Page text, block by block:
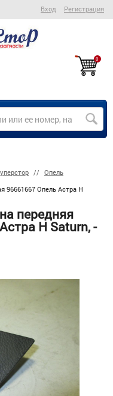
Вход Регистрация
0
Опель
96661667 Опель Астра H
передняя
H Saturn, -